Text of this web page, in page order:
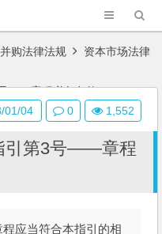
购法律法规 资本市场法律
——章程必备条款
引第3号——章程
当符合本指引的相
01/04 0 1,552